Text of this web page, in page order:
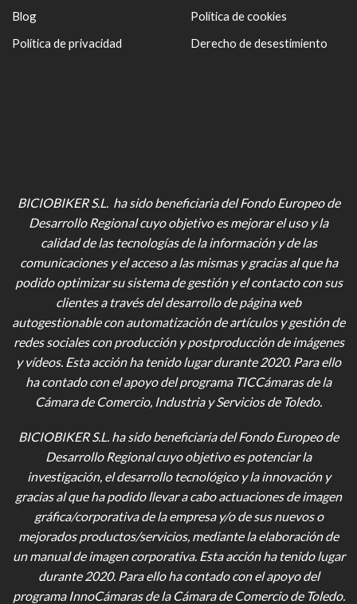
Blog
Política de privacidad
Política de cookies
Derecho de desestimiento
BICIOBIKER S.L. ha sido beneficiaria del Fondo Europeo de
Desarrollo Regional cuyo objetivo es mejorar el uso y la
calidad de las tecnologías de la información y de las
comunicaciones y el acceso a las mismas y gracias al que ha
podido optimizar su sistema de gestión y el contacto con sus
clientes a través del desarrollo de página web
autogestionable con automatización de artículos y gestión de
redes sociales con producción y postproducción de imágenes
y vídeos. Esta acción ha tenido lugar durante 2020. Para ello
ha contado con el apoyo del programa TICCámaras de la
Cámara de Comercio, Industria y Servicios de Toledo.
BICIOBIKER S.L. ha sido beneficiaria del Fondo Europeo de
Desarrollo Regional cuyo objetivo es potenciar la
investigación, el desarrollo tecnológico y la innovación y
gracias al que ha podido llevar a cabo actuaciones de imagen
gráfica/corporativa de la empresa y/o de sus nuevos o
mejorados productos/servicios, mediante la elaboración de
un manual de imagen corporativa. Esta acción ha tenido lugar
durante 2020. Para ello ha contado con el apoyo del
programa InnoCámaras de la Cámara de Comercio de Toledo.